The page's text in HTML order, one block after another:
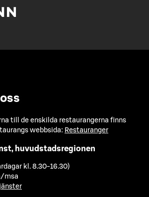
till de enskilda restaurangerna finns
webbsida: Restauranger
huvudstadsregionen
kl. 8.30-16.30)
msa